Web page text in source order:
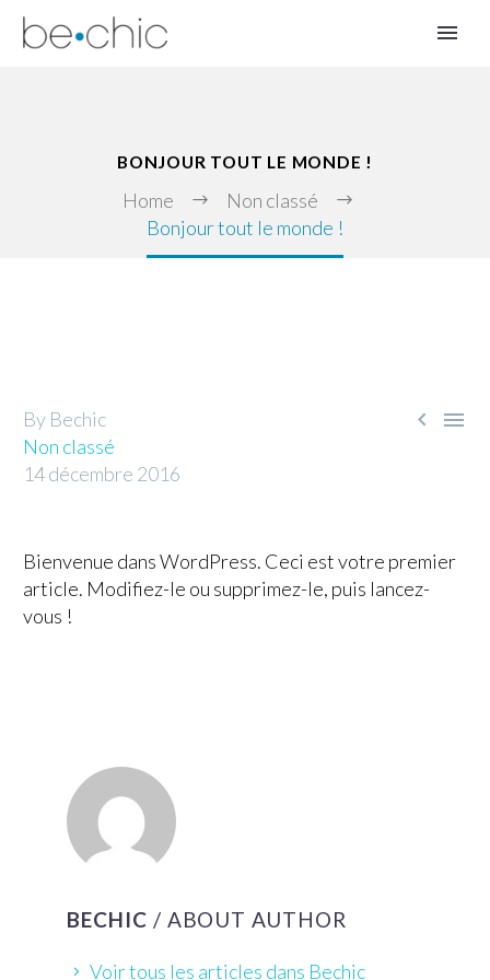
BONJOUR TOUT LE MONDE !
Home
Non classé
Bonjour tout le monde !
 
By Bechic
Non classé
14 décembre 2016
Bienvenue dans WordPress. Ceci est votre premier
article. Modifiez-le ou supprimez-le, puis lancez-
vous !
BECHIC / ABOUT AUTHOR
Voir tous les articles dans Bechic